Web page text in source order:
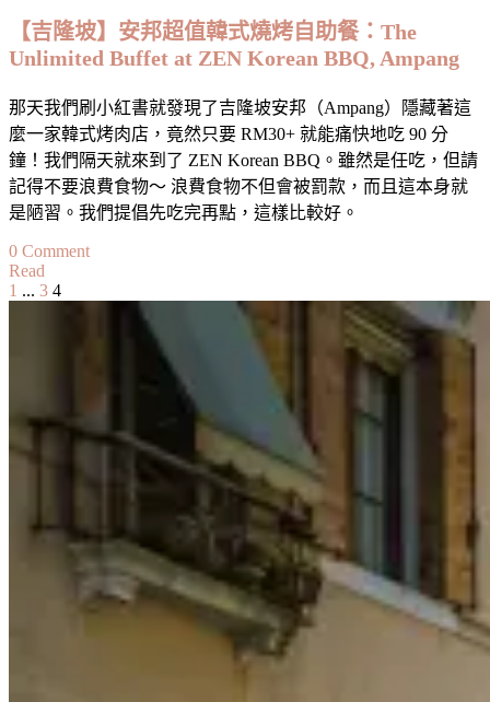
【吉隆坡】安邦超值韓式燒烤自助餐：The
Unlimited Buffet at ZEN Korean BBQ, Ampang
那天我們刷小紅書就發現了吉隆坡安邦（Ampang）隱藏著這
麼一家韓式烤肉店，竟然只要 RM30+ 就能痛快地吃 90 分
鐘！我們隔天就來到了 ZEN Korean BBQ。雖然是任吃，但請
記得不要浪費食物～ 浪費食物不但會被罰款，而且這本身就
是陋習。我們提倡先吃完再點，這樣比較好。
0 Commenton
隆
值
烤
自
助
餐：
Read
文
頁
Page
1 ... Page
3 Page
4